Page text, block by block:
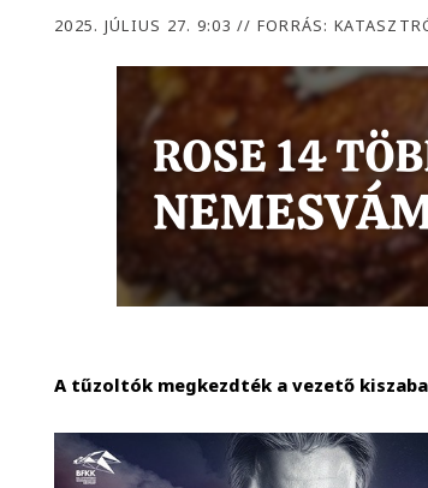
2025. JÚLIUS 27. 9:03// FORRÁS:
A tűzoltók megkezdték a vezető